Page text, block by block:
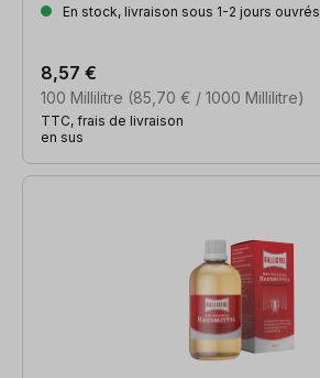
En stock, livraison sous 1-2 jours ouvrés
100 Millilitre (85,70 € / 1000 Millilitre)
8,57 €
TTC, frais de livraison
en sus